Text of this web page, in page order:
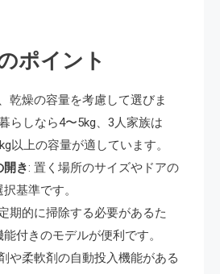
ポイント
乾燥の容量を考慮して選びま
らしなら4〜5kg、3人家族は
以上の容量が適しています​​。
開き: 置く場所のサイズやドアの
基準です​​。
期的に掃除する必要があるた
付きのモデルが便利です​​。
や柔軟剤の自動投入機能がある